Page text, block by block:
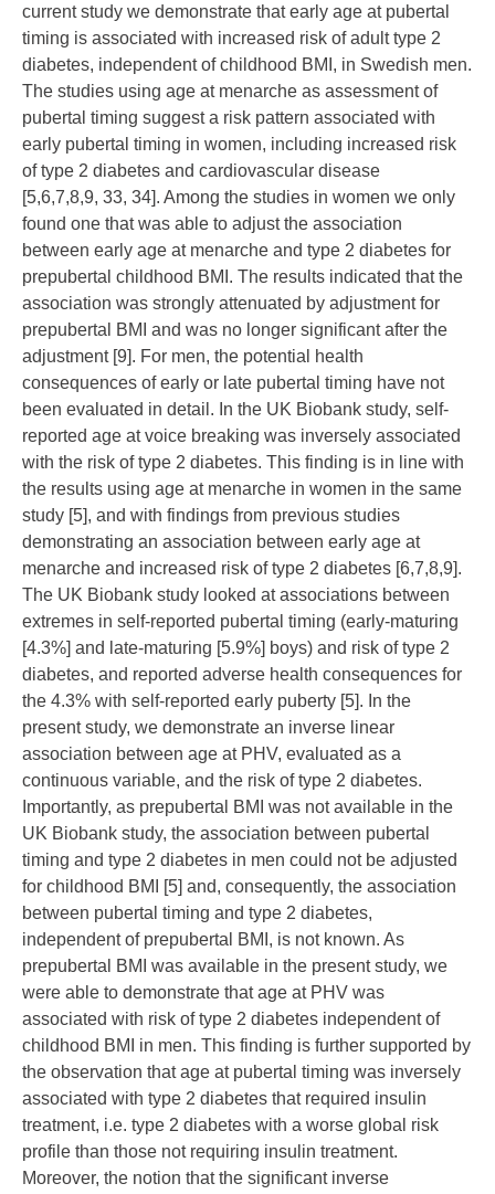
current study we demonstrate that early age at pubertal
timing is associated with increased risk of adult type 2
diabetes, independent of childhood BMI, in Swedish men.
The studies using age at menarche as assessment of
pubertal timing suggest a risk pattern associated with
early pubertal timing in women, including increased risk
of type 2 diabetes and cardiovascular disease
[5,6,7,8,9, 33, 34]. Among the studies in women we only
found one that was able to adjust the association
between early age at menarche and type 2 diabetes for
prepubertal childhood BMI. The results indicated that the
association was strongly attenuated by adjustment for
prepubertal BMI and was no longer significant after the
adjustment [9]. For men, the potential health
consequences of early or late pubertal timing have not
been evaluated in detail. In the UK Biobank study, self-
reported age at voice breaking was inversely associated
with the risk of type 2 diabetes. This finding is in line with
the results using age at menarche in women in the same
study [5], and with findings from previous studies
demonstrating an association between early age at
menarche and increased risk of type 2 diabetes [6,7,8,9].
The UK Biobank study looked at associations between
extremes in self-reported pubertal timing (early-maturing
[4.3%] and late-maturing [5.9%] boys) and risk of type 2
diabetes, and reported adverse health consequences for
the 4.3% with self-reported early puberty [5]. In the
present study, we demonstrate an inverse linear
association between age at PHV, evaluated as a
continuous variable, and the risk of type 2 diabetes.
Importantly, as prepubertal BMI was not available in the
UK Biobank study, the association between pubertal
timing and type 2 diabetes in men could not be adjusted
for childhood BMI [5] and, consequently, the association
between pubertal timing and type 2 diabetes,
independent of prepubertal BMI, is not known. As
prepubertal BMI was available in the present study, we
were able to demonstrate that age at PHV was
associated with risk of type 2 diabetes independent of
childhood BMI in men. This finding is further supported by
the observation that age at pubertal timing was inversely
associated with type 2 diabetes that required insulin
treatment, i.e. type 2 diabetes with a worse global risk
profile than those not requiring insulin treatment.
Moreover, the notion that the significant inverse